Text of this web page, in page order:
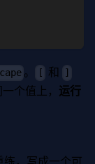
。 [ 和 ]
个值上， 运行
练，写成一个可